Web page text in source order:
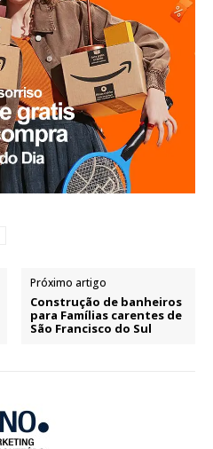
Próximo artigo
Construção de banheiros
para Famílias carentes de
São Francisco do Sul